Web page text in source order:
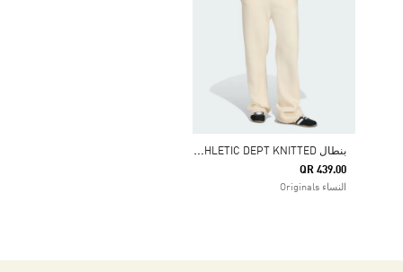
ب
نطال ADIDAS ORIGINALS ATHLETIC DEPT KNITTED
QR 439.00
النساء Originals